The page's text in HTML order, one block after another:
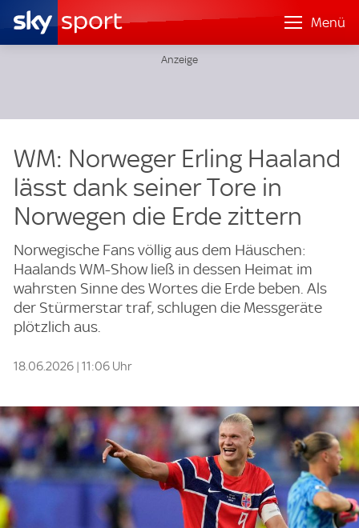
Menü
WM: Norweger Erling Haaland
lässt dank seiner Tore in
Norwegen die Erde zittern
Norwegische Fans völlig aus dem Häuschen:
Haalands WM-Show ließ in dessen Heimat im
wahrsten Sinne des Wortes die Erde beben. Als
der Stürmerstar traf, schlugen die Messgeräte
plötzlich aus.
18.06.2026 | 11:06 Uhr